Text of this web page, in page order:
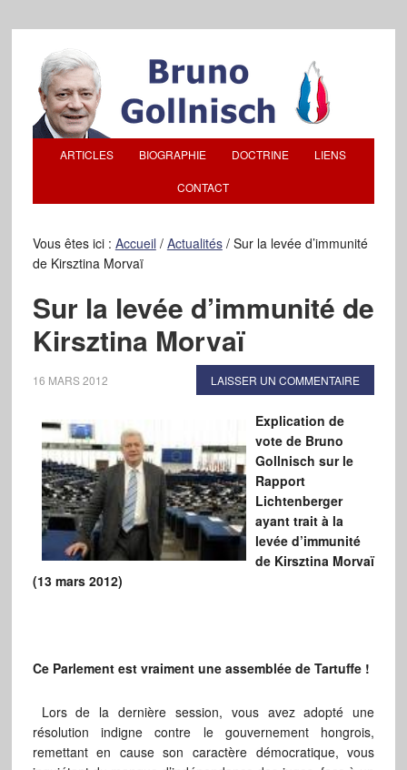
ARTICLES BIOGRAPHIE DOCTRINE LIENS
CONTACT
Vous êtes ici : Accueil / Actualités /Sur la levée d’immunité
de Kirsztina Morvaï
Sur la levée d’immunité de
Kirsztina Morvaï
16 MARS 2012 LAISSER UN COMMENTAIRE
Explication de
vote de Bruno
Gollnisch sur le
Rapport
Lichtenberger
ayant trait à la
levée d’immunité
de Kirsztina Morvaï
(13 mars 2012)
Ce Parlement est vraiment une assemblée de Tartuffe !
Lors de la dernière session, vous avez adopté une
résolution indigne contre le gouvernement hongrois,
remettant en cause son caractère démocratique, vous